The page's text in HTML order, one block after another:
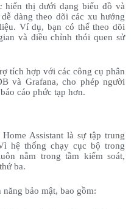
hiển thị dưới dạng biểu đồ và
dàng theo dõi các xu hướng
Ví dụ, bạn có thể theo dõi
và điều chỉnh thói quen sử
tích hợp với các công cụ phân
và Grafana, cho phép người
cáo phức tạp hơn.
Assistant là sự tập trung
hệ thống chạy cục bộ trong
nằm trong tầm kiểm soát,
ba.
bảo mật, bao gồm: